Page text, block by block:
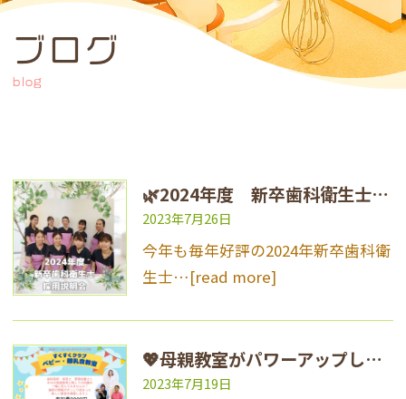
ブログ
blog
🌿2024年度 新卒歯科衛生士 就職説明会・見学会のご案内🌿
2023年7月26日
今年も毎年好評の2024年新卒歯科衛
生士…[read more]
💖母親教室がパワーアップしました💖
2023年7月19日